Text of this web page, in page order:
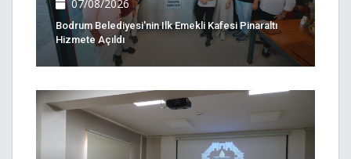
07/08/2026
Bodrum Belediyesi'nin Ilk Emekli Kafesi Pinaraltı
Hizmete Açıldı